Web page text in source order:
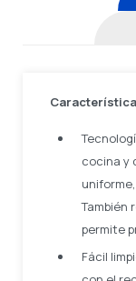
cocina y
También
permite
Fácil